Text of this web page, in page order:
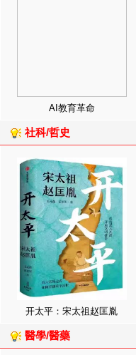
AI教育革命
社科/哲史
开太平：宋太祖赵匡胤
醫學/醫藥